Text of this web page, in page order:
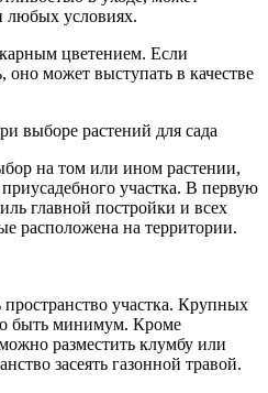
любых условиях.
цветением. Если
оно может выступать в качестве
выборе растений для сада
на том или ином растении,
участка. В первую
главной постройки и всех
расположена на территории.
участка. Крупных
быть минимум. Кроме
разместить клумбу или
засеять газонной травой.